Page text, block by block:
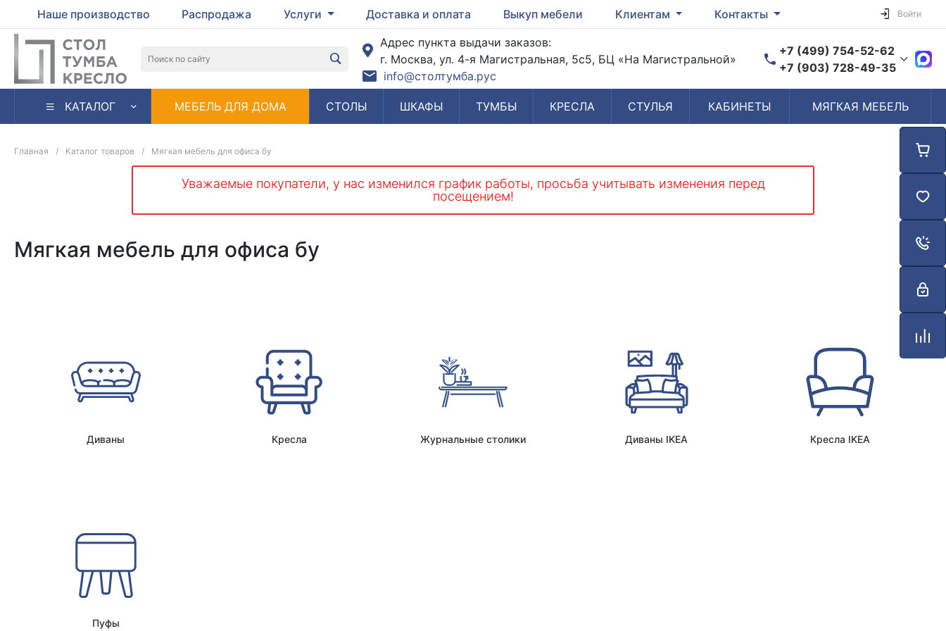
Наше производство Распродажа Услуги Доставка и оплата Выкуп мебели Клиентам Контакты Войти
Адрес пункта выдачи заказов:
г. Москва, ул. 4-я Магистральная, 5с5, БЦ «На Магистральной»
info@столтумба.рус
+7 (499) 754-52-62
+7 (903) 728-49-35
Время работы
Пн-Пт: 10:00-19:00
КАТАЛОГ МЕБЕЛЬ ДЛЯ ДОМА СТОЛЫ ШКАФЫ ТУМБЫ КРЕСЛА СТУЛЬЯ КАБИНЕТЫ МЯГКАЯ МЕБЕЛЬ
Главная / Каталог товаров / Мягкая мебель для офиса бу
Уважаемые покупатели, у нас изменился график работы, просьба учитывать изменения перед
посещением!
Мягкая мебель для офиса бу
Диваны Кресла Журнальные столики Диваны IKEA Кресла IKEA
Пуфы